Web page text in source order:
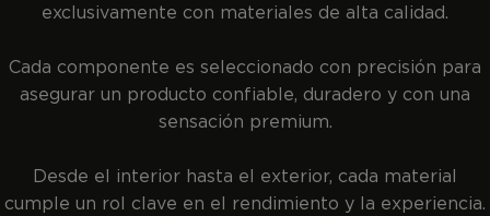
exclusivamente con materiales de alta calidad.
Cada componente es seleccionado con precisión para
asegurar un producto confiable, duradero y con una
sensación premium.
Desde el interior hasta el exterior, cada material
cumple un rol clave en el rendimiento y la experiencia.